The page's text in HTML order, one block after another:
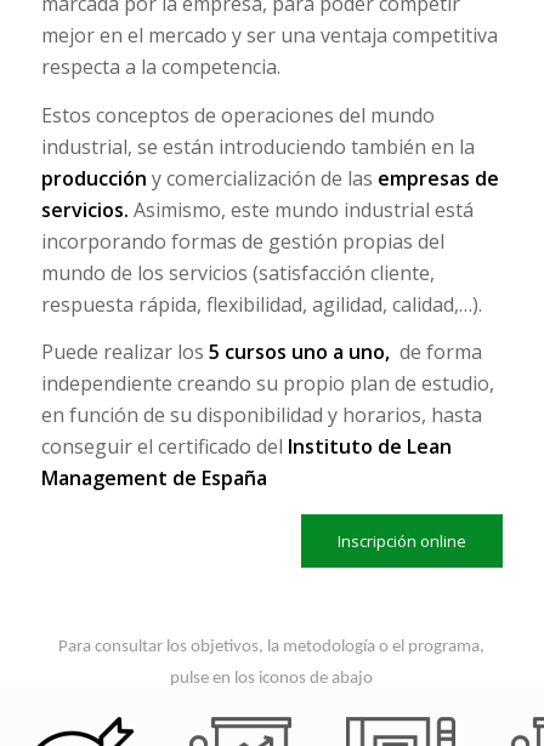
mejor en el mercado y ser una ventaja competitiva
respecta a la competencia.
Estos conceptos de operaciones del mundo
industrial, se están introduciendo también en la
producción y comercialización de las empresas de
servicios. Asimismo, este mundo industrial está
incorporando formas de gestión propias del
mundo de los servicios (satisfacción cliente,
respuesta rápida, flexibilidad, agilidad, calidad,…).
Puede realizar los 5 cursos uno a uno, de forma
independiente creando su propio plan de estudio,
en función de su disponibilidad y horarios, hasta
conseguir el certificado del Instituto de Lean
Management de España
Inscripción online
Para consultar los objetivos, la metodología o el programa,
pulse en los iconos de abajo